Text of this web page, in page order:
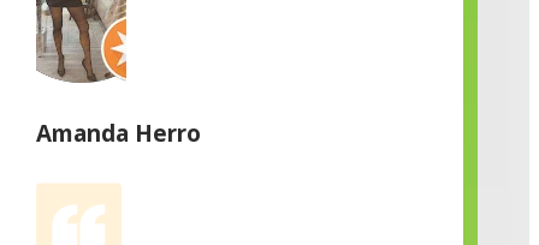
Amanda Herro